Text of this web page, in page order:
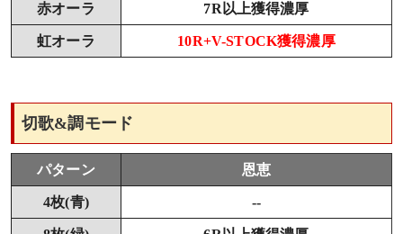
赤オーラ 7R以上獲得濃厚
虹オーラ 10R+V-STOCK獲得濃厚
切歌&調モード
パターン 恩恵
4枚(青) --